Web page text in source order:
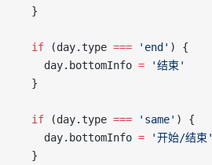
  }
  if
(day.type === 'end' ) {
    day.bottomInfo
= '结束'
  }
  if
(day.type === 'same' ) {
    day.bottomInfo
= '开始/结束'
  }